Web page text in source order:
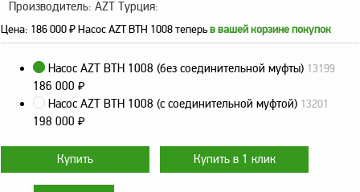
Устройства слива и
налива
Счетчики и фильтры
ФЖУ
Метрологическое
оборудование
Рукава, шланги и
техпластина МБС
Производитель: AZT Турция:
Цена: 186 000₽Насос AZT BTH 1008 теперьв вашей корзине покупок
Насос AZT BTH 1008 (без соединительной муфты) 13199
186 000 ₽
Насос AZT BTH 1008 (с соединительной муфтой) 13201
198 000 ₽